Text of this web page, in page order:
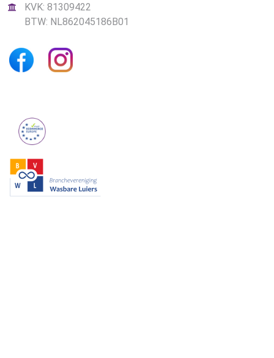
KVK: 81309422
BTW: NL862045186B01